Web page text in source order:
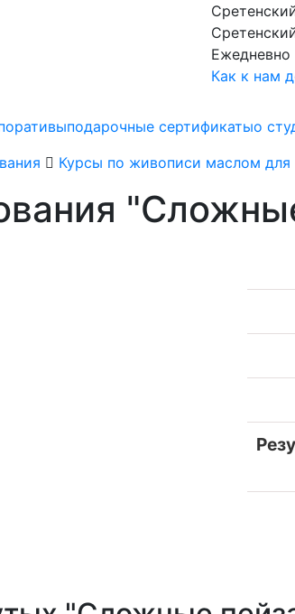
Ежедневно
Как к нам
подарочные сертификатыо
Курсы по живописи маслом для